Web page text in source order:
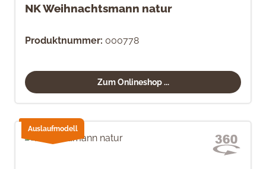
NK Weihnachtsmann natur
Produktnummer: 000778
Zum Onlineshop ...
Auslaufmodell